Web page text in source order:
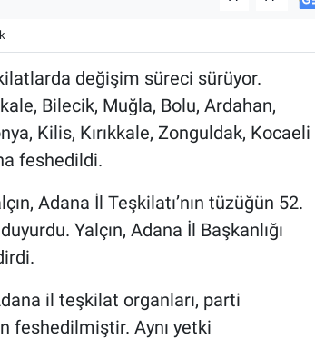
değişim süreci sürüyor.
Bilecik, Muğla, Bolu, Ardahan,
Kilis, Kırıkkale, Zonguldak, Kocaeli
feshedildi.
Adana İl Teşkilatı’nın tüzüğün 52.
Yalçın, Adana İl Başkanlığı
il teşkilat organları, parti
feshedilmiştir. Aynı yetki